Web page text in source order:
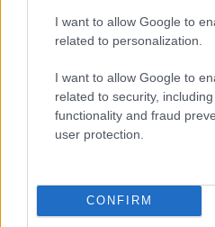
I want to allow Google to
related to personalization.
I want to allow Google to
related to security,
functionality and fraud
user protection.
CONFIRM
További